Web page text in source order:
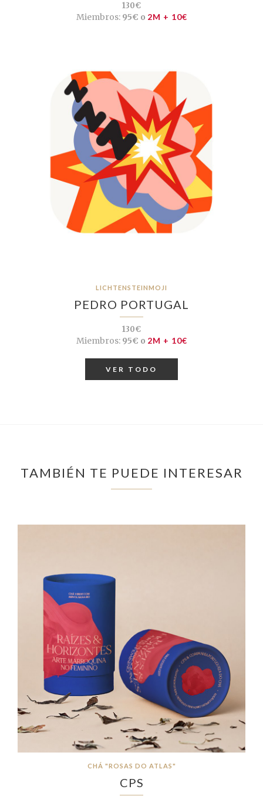
130€
Miembros:95€ o 2M + 10€
LICHTENSTEINMOJI
PEDRO PORTUGAL
130€
Miembros:95€ o 2M + 10€
VER TODO
TAMBIÉN TE PUEDE INTERESAR
CHÁ "ROSAS DO ATLAS"
CPS